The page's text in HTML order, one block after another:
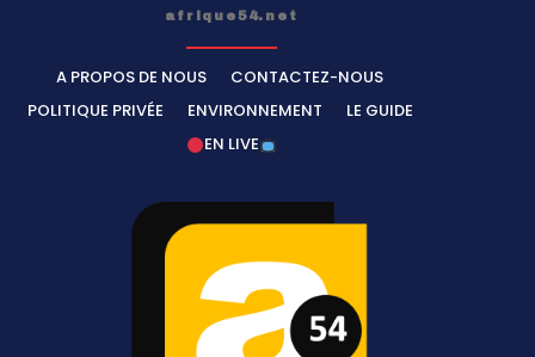
afrique54.net
A PROPOS DE NOUS
CONTACTEZ-NOUS
POLITIQUE PRIVÉE
ENVIRONNEMENT
LE GUIDE
EN LIVE